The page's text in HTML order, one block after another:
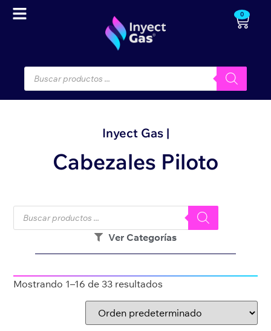
0
Inyect Gas |
Cabezales Piloto
Ver Categorías
Mostrando 1–16 de 33 resultados